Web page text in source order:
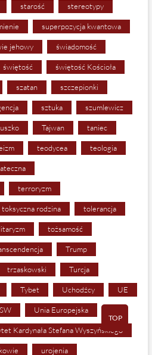
starość stereotypy
superpozycja kwantowa
jehowy świadomość
świętość świętość Kościoła
szatan szczepionki
sztuka szumlewicz
Tajwan taniec
teodycea teologia
terroryzm
toksyczna rodzina tolerancja
tożsamość
Trump
trzaskowski Turcja
Tybet Uchodźcy UE
Unia Europejska
Kardynała Stefana Wyszyńskiego
urojenia
TOP